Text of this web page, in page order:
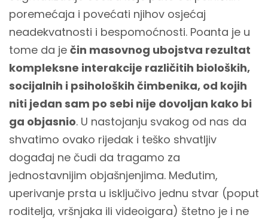
poremećaja i povećati njihov osjećaj
neadekvatnosti i bespomoćnosti. Poanta je u
tome da je čin masovnog ubojstva rezultat
kompleksne interakcije različitih bioloških,
socijalnih i psiholoških čimbenika, od kojih
niti jedan sam po sebi nije dovoljan kako bi
ga objasnio. U nastojanju svakog od nas da
shvatimo ovako rijedak i teško shvatljiv
događaj ne čudi da tragamo za
jednostavnijim objašnjenjima. Međutim,
uperivanje prsta u isključivo jednu stvar (poput
roditelja, vršnjaka ili videoigara) štetno je i ne